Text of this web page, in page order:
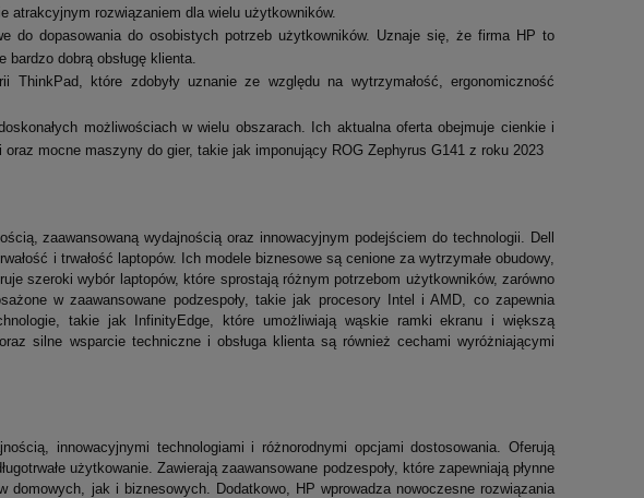
atrakcyjnym rozwiązaniem dla wielu użytkowników.
do dopasowania do osobistych potrzeb użytkowników. Uznaje się, że firma HP to
bardzo dobrą obsługę klienta.
które zdobyły uznanie ze względu na wytrzymałość, ergonomiczność
możliwościach w wielu obszarach. Ich aktualna oferta obejmuje cienkie i
mocne maszyny do gier, takie jak imponujący ROG Zephyrus G141 z roku 2023
zaawansowaną wydajnością oraz innowacyjnym podejściem do technologii. Dell
i trwałość laptopów. Ich modele biznesowe są cenione za wytrzymałe obudowy,
szeroki wybór laptopów, które sprostają różnym potrzebom użytkowników, zarówno
w zaawansowane podzespoły, takie jak procesory Intel i AMD, co zapewnia
takie jak InfinityEdge, które umożliwiają wąskie ramki ekranu i większą
silne wsparcie techniczne i obsługa klienta są również cechami wyróżniającymi
innowacyjnymi technologiami i różnorodnymi opcjami dostosowania. Oferują
użytkowanie. Zawierają zaawansowane podzespoły, które zapewniają płynne
domowych, jak i biznesowych. Dodatkowo, HP wprowadza nowoczesne rozwiązania